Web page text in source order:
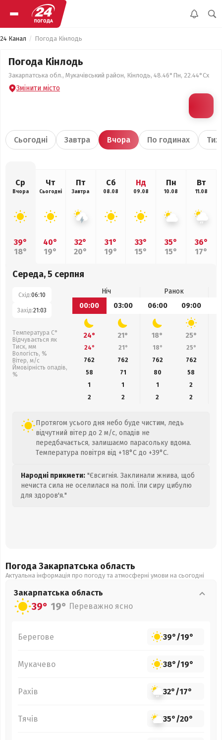
24 Канал Погода Кінлодь
Погода Кінлодь
Закарпатська обл., Мукачівський район, Кінлодь, 48.46°Пн, 22.44°Сх
Змінити місто
Сьогодні Завтра Вчора По годинах
Ср
Вчора
39°
18°
Чт
Сьогодні
40°
19°
Пт
Завтра
32°
20°
Сб
08.08
31°
19°
Нд
09.08
33°
15°
Пн
10.08
35°
15°
Вт
11.08
36°
17°
Середа, 5 серпня
Схід:06:10
Захід:21:03
Температура С°
Відчувається як
Тиск, мм
Вологість, %
Вітер, м/с
Ймовірність опадів,
%
Ніч
Ранок
00:00
03:00 06:00 09:00
24° 21° 18° 25°
24° 21° 18° 25°
762
762 762 762
58
71 80
58
1
1 1
2
2
2 2 2
Протягом усього дня небо буде чистим, ледь
відчутний вітер до 2 м/с, опадів не
передбачається, залишаємо парасольку вдома.
Температура повітря від +18°C до +39°C.
Народні прикмети: "Євсигнія. Заклинали жнива, щоб
нечиста сила не оселилася на полі. Їли сиру цибулю
для здоров'я."
Погода Закарпатська область
Актуальна інформація про погоду та атмосферні умови на сьогодні
Закарпатська область
39° 19° Переважно ясно
Берегове 39°/19°
Мукачево 38°/19°
Рахів 32°/17°
Тячів 35°/20°